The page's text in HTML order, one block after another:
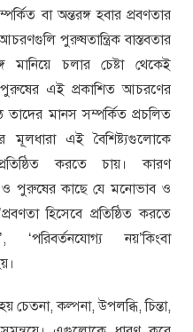
বা অন্তরঙ্গ হবার প্রবণতার
পুরুষতান্ত্রিক বাস্তবতার
মানিয়ে চলার চেষ্টা থেকেই
এই প্রকাশিত আচরণের
মানস সম্পর্কিত প্রচলিত
মূলধারা এই বৈশিষ্ট্যগুলোকে
করতে চায়। কারণ
ও পুরুষের কাছে যে মনোভাব ও
হিসেবে প্রতিষ্ঠিত করতে
নয়’কিংবা
কল্পনা, উপলব্ধি, চিন্তা,